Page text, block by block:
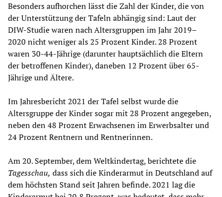
Besonders aufhorchen lässt die Zahl der Kinder, die von
der Unterstützung der Tafeln abhängig sind: Laut der
DIW-Studie waren nach Altersgruppen im Jahr 2019–
2020 nicht weniger als 25 Prozent Kinder. 28 Prozent
waren 30-44-Jährige (darunter hauptsächlich die Eltern
der betroffenen Kinder), daneben 12 Prozent über 65-
Jährige und Ältere.
Im Jahresbericht 2021 der Tafel selbst wurde die
Altersgruppe der Kinder sogar mit 28 Prozent angegeben,
neben den 48 Prozent Erwachsenen im Erwerbsalter und
24 Prozent Rentnern und Rentnerinnen.
Am 20. September, dem Weltkindertag, berichtete die
Tagesschau, dass sich die Kinderarmut in Deutschland auf
dem höchsten Stand seit Jahren befinde. 2021 lag die